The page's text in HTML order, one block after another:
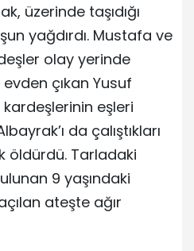
üzerinde taşıdığı
yağdırdı. Mustafa ve
olay yerinde
çıkan Yusuf
eşleri
da çalıştıkları
öldürdü. Tarladaki
9 yaşındaki
ateşte ağır